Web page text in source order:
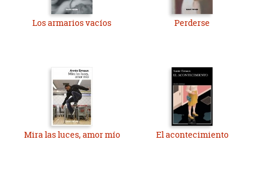
Los armarios vacíos Perderse
Mira las luces, amor mío El acontecimiento